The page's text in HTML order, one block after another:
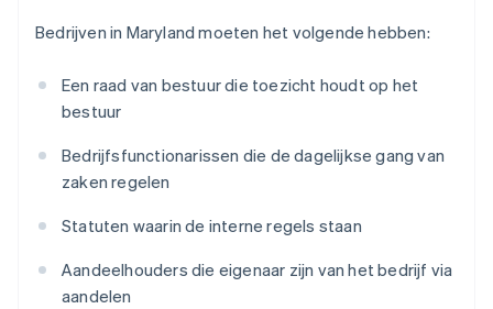
Bedrijven in Maryland moeten het volgende hebben:
Een raad van bestuur die toezicht houdt op het
bestuur
Bedrijfsfunctionarissen die de dagelijkse gang van
zaken regelen
Statuten waarin de interne regels staan
Aandeelhouders die eigenaar zijn van het bedrijf via
aandelen